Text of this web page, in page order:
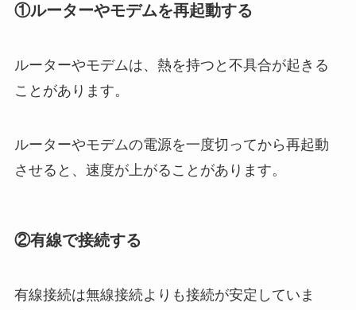
①ルーターやモデムを再起動する
ルーターやモデムは、熱を持つと不具合が起きる
ことがあります。
ルーターやモデムの電源を一度切ってから再起動
させると、速度が上がることがあります。
②有線で接続する
有線接続は無線接続よりも接続が安定していま